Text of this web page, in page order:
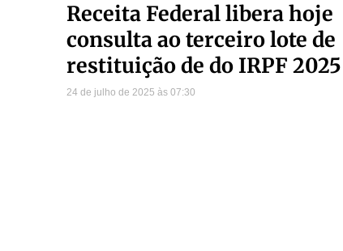
Receita Federal libera hoje
consulta ao terceiro lote de
restituição de do IRPF 2025
24 de julho de 2025 07:30